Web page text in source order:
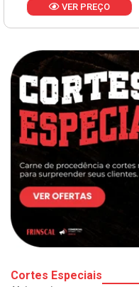
VER PREÇO
Cortes Especiais